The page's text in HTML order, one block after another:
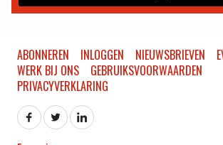
ABONNEREN INLOGGEN NIEUWSBRIEVEN
WERK BIJ ONS
GEBRUIKSVOORWAARDEN
PRIVACYVERKLARING